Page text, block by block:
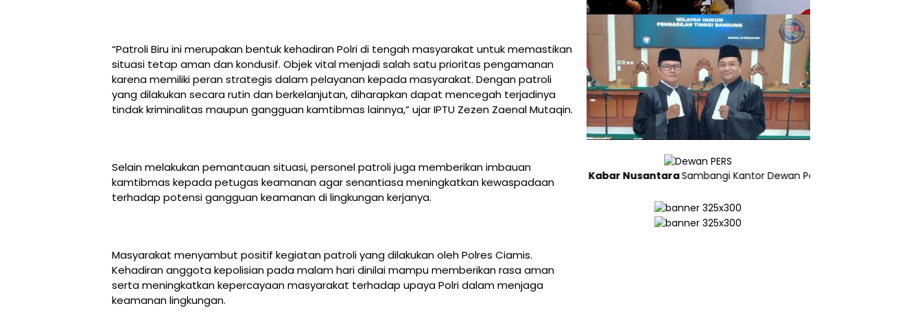
“Patroli Biru ini merupakan bentuk kehadiran Polri di tengah masyarakat untuk memastikan
situasi tetap aman dan kondusif. Objek vital menjadi salah satu prioritas pengamanan
karena memiliki peran strategis dalam pelayanan kepada masyarakat. Dengan patroli
yang dilakukan secara rutin dan berkelanjutan, diharapkan dapat mencegah terjadinya
tindak kriminalitas maupun gangguan kamtibmas lainnya,” ujar IPTU Zezen Zaenal Mutaqin.
Selain melakukan pemantauan situasi, personel patroli juga memberikan imbauan
kamtibmas kepada petugas keamanan agar senantiasa meningkatkan kewaspadaan
terhadap potensi gangguan keamanan di lingkungan kerjanya.
Masyarakat menyambut positif kegiatan patroli yang dilakukan oleh Polres Ciamis.
Kehadiran anggota kepolisian pada malam hari dinilai mampu memberikan rasa aman
serta meningkatkan kepercayaan masyarakat terhadap upaya Polri dalam menjaga
keamanan lingkungan.
“Jajaran RedaksiKoran Kabar NusantaraSambangi Kantor Dewan Pers di Jakarta”